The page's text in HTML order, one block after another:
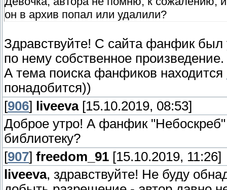
он в архив попал или удалили?
Здравствуйте! С сайта фанфик был
по нему собственное
А тема поиска фанфиков находится
понадобится))
[906] liveeva[15.10.2019, 08:53]
Доброе утро! А фанфик
библиотеку?
[907] freedom_91 [15.10.2019, 11:26]
liveeva, здравствуйте! Не буду